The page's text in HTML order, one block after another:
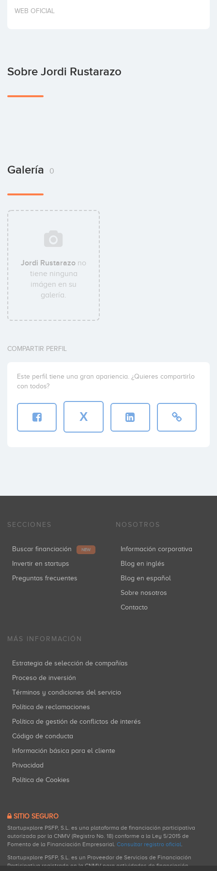
Invertir
WEB OFICIAL
Sobre Jordi Rustarazo
Galería 0
Jordi Rustarazo no
tiene ninguna
imágen en su
galería.
COMPARTIR PERFIL
Este perfil tiene una gran apariencia. ¿Quieres compartirlo
con todos?
X
SECCIONES
Buscar financiación NEW
Invertir en startups
Preguntas frecuentes
NOSOTROS
Información corporativa
Blog en inglés
Blog en español
Sobre nosotros
Contacto
MÁS INFORMACIÓN
Estrategia de selección de compañías
Proceso de inversión
Términos y condiciones del servicio
Política de reclamaciones
Política de gestión de conflictos de interés
Código de conducta
Información básica para el cliente
Privacidad
Política de Cookies
SITIO SEGURO
Startupxplore PSFP, S.L. es una plataforma de financiación participativa
autorizada por la CNMV (Registro No. 18) conforme a la Ley 5/2015 de
Fomento de la Financiación Empresarial. Consultar registro oficial.
Startupxplore PSFP, S.L. es un Proveedor de Servicios de Financiación
Participativa registrado en la CNMV para actividades de financiación